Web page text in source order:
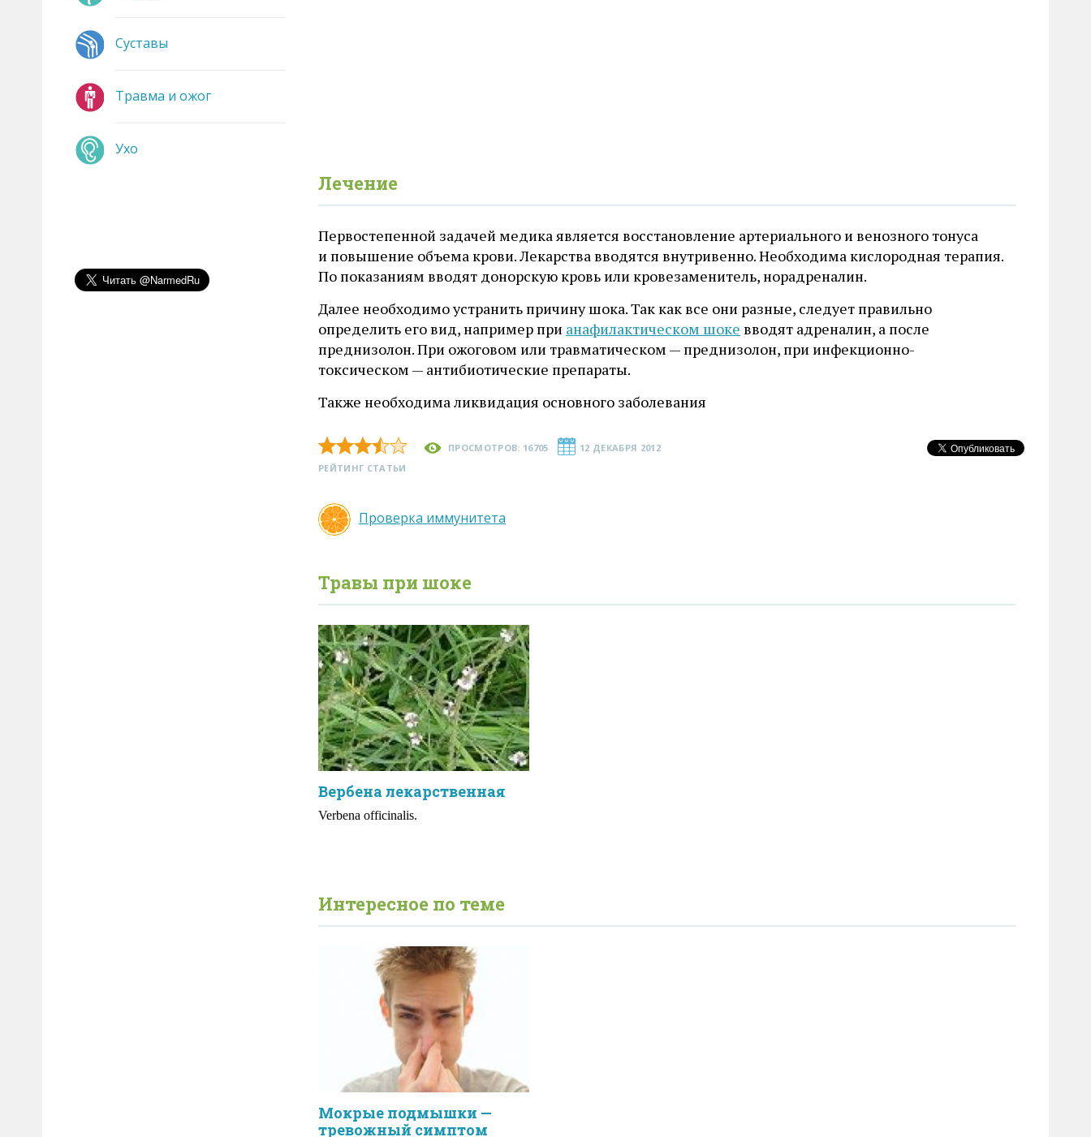
Лечение
Первостепенной задачей медика является восстановление артериального и венозного тонуса
и повышение объема крови. Лекарства вводятся внутривенно. Необходима кислородная терапия.
По показаниям вводят донорскую кровь или кровезаменитель, норадреналин.
Далее необходимо устранить причину шока. Так как все они разные, следует правильно
определить его вид, например при анафилактическом шоке вводят адреналин, а после
преднизолон. При ожоговом или травматическом — преднизолон, при инфекционно-
токсическом — антибиотические препараты.
Также необходима ликвидация основного заболевания
РЕЙТИНГ СТАТЬИ
ПРОСМОТРОВ: 16705 12 ДЕКАБРЯ 2012
Проверка иммунитета
Травы при шоке
Вербена лекарственная
Verbena officinalis.
Интересное по теме
Мокрые подмышки —
тревожный симптом
Суставы
Травма и ожог
Ухо